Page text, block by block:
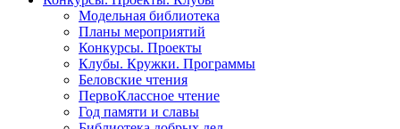
Модельная библиотека
Планы мероприятий
Конкурсы. Проекты
Клубы. Кружки. Программы
Беловские чтения
ПервоКлассное чтение
Год памяти и славы